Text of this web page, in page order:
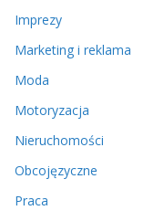
Imprezy
Marketing i reklama
Moda
Motoryzacja
Nieruchomości
Obcojęzyczne
Praca